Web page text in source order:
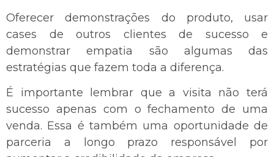
Oferecer demonstrações do produto, usar
cases de outros clientes de sucesso e
demonstrar empatia são algumas das
estratégias que fazem toda a diferença.
É importante lembrar que a visita não terá
sucesso apenas com o fechamento de uma
venda. Essa é também uma oportunidade de
parceria a longo prazo responsável por